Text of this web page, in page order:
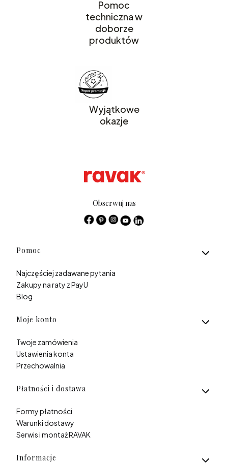
Pomoc
techniczna w
doborze
produktów
Wyjątkowe
okazje
Obserwuj nas
Linki w stopce
Pomoc
Najczęściej zadawane pytania
Zakupy na raty z PayU
Blog
Moje konto
Twoje zamówienia
Ustawienia konta
Przechowalnia
Płatności i dostawa
Formy płatności
Warunki dostawy
Serwis i montaż RAVAK
Informacje